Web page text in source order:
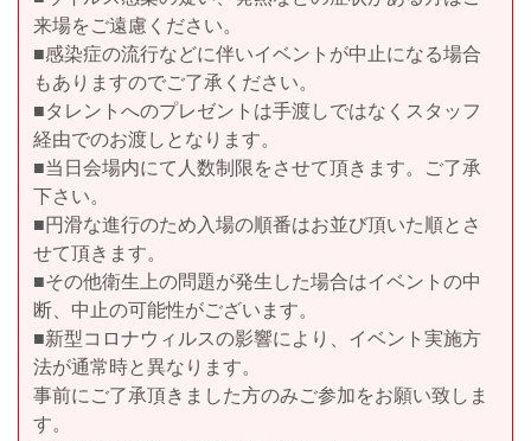
来場をご遠慮ください。
■感染症の流行などに伴いイベントが中止になる場合
もありますのでご了承ください。
■タレントへのプレゼントは手渡しではなくスタッフ
経由でのお渡しとなります。
■当日会場内にて人数制限をさせて頂きます。ご了承
下さい。
■円滑な進行のため入場の順番はお並び頂いた順とさ
せて頂きます。
■その他衛生上の問題が発生した場合はイベントの中
断、中止の可能性がございます。
■新型コロナウィルスの影響により、イベント実施方
法が通常時と異なります。
事前にご了承頂きました方のみご参加をお願い致しま
す。